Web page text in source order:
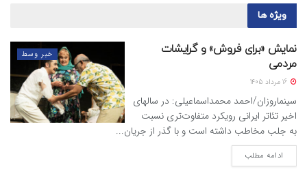
ویژه ها
خبر وسط
نمایش «برای فروش» و گرایشات
مردمی
سینماروزان/احمد محمداسماعیلی: در سالهای
اخیر تئاتر ایرانی رویکرد متفاوت‌تری نسبت
به جلب مخاطب داشته است و با گذر از جریان...
ادامه مطلب